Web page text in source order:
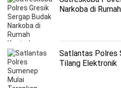
Narkoba di
Satlantas Polres
Tilang Elektronik